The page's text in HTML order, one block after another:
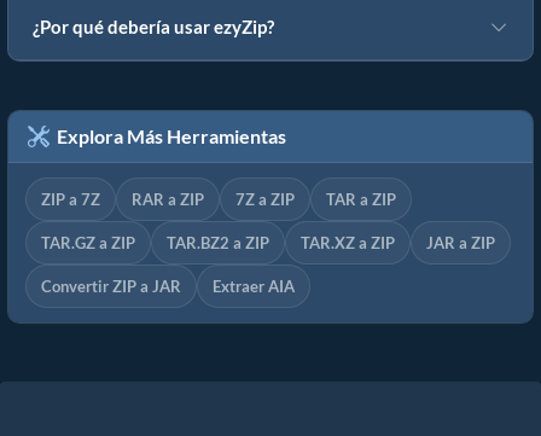
¿Por qué debería usar ezyZip?
Explora Más Herramientas
ZIP a 7Z RAR a ZIP 7Z a ZIP TAR a ZIP
TAR.GZ a ZIP TAR.BZ2 a ZIP TAR.XZ a ZIP JAR a ZIP
Convertir ZIP a JAR Extraer AIA